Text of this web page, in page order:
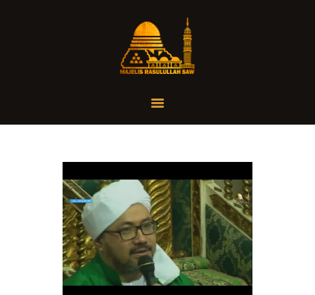
Home
Tausiah
Jadwal
Tanya Yuk
Dokumentasi
Media
Referensi